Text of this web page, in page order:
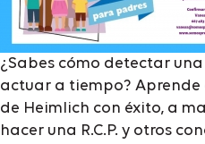
¿Sabes cómo detectar
actuar a tiempo?
de Heimlich con éxito, a
hacer una R.C.P. y otros